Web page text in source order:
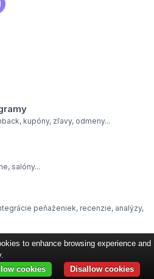
kupóny, zľavy, odmeny...
salóny...
peňaženiek, recenzie, analýzy,
to enhance browsing experience and
Disallow cookies
cookies